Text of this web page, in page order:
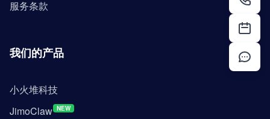
服务条款
我们的产品
小火堆科技
JimoClaw NEW